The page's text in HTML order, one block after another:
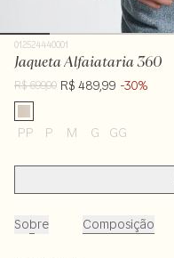
012524440001
Jaqueta Alfaiataria 360
R$ 699,00 R$ 489,99 -30%
PP P M G GG
Sobre Composição